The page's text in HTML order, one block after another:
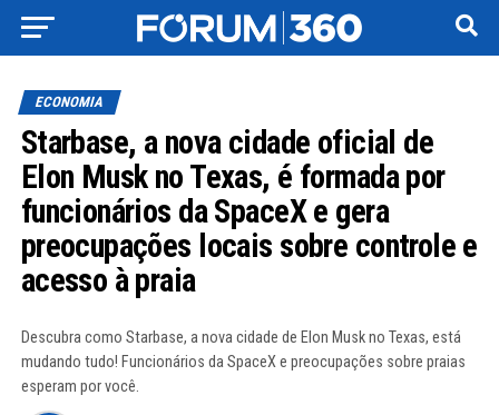
ECONOMIA
Starbase, a nova cidade oficial de
Elon Musk no Texas, é formada por
funcionários da SpaceX e gera
preocupações locais sobre controle e
acesso à praia
Descubra como Starbase, a nova cidade de Elon Musk no Texas, está
mudando tudo! Funcionários da SpaceX e preocupações sobre praias
esperam por você.